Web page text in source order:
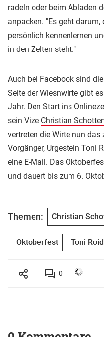
radeln oder beim Abladen
anpacken. "Es geht
persönlich kennenlernen
in den Zelten steht."
Auch bei Facebook sind
Seite der Wiesnwirte gibt
Jahr. Den Start ins
sein Vize Christian
vertreten die Wirte nun das
Vorgänger, Urgestein Toni
eine E-Mail. Das
und dauert bis zum 6.
Themen: Christian
Oktoberfest Toni
0